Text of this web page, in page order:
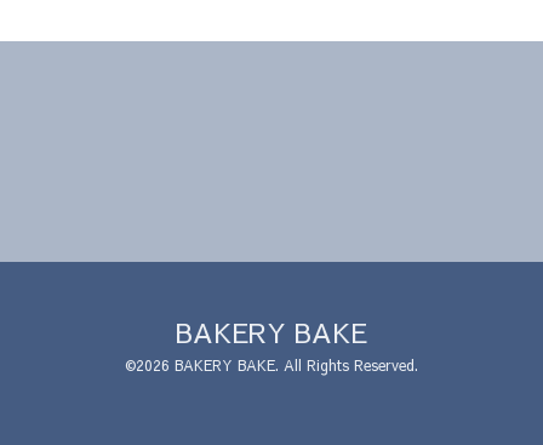
BAKERY BAKE
©2026 BAKERY BAKE. All Rights Reserved.